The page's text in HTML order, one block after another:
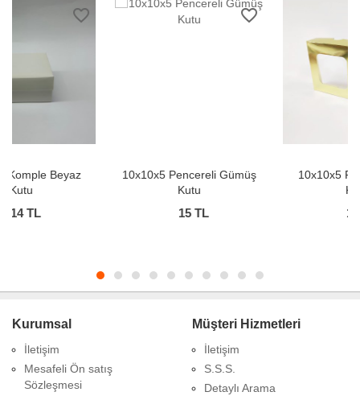
10x10x5 Pencereli Gümüş
10x10x5 Pencereli Altın
Kurumsal
İletişim
Mesafeli Ön satış
Sözleşmesi
Müşteri Hizmetleri
İletişim
S.S.S.
Detaylı Arama